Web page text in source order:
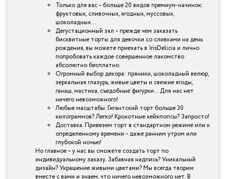
Только для вас – больше 20 видов премиум-начинок:
фруктовых, сливочных, ягодных, муссовых,
шоколадных…
Дегустационный зал – прежде чем заказать
бисквитные торты для девочки со сливками на день
рождения, вы можете приехать в IrisDelicia и лично
попробовать каждое совершенное лакомство
абсолютно бесплатно.
Огромный выбор декора: пряники, шоколадный велюр,
зеркальная глазурь, живые цветы и свежие ягоды,
ганаш, мастика, съедобные фигурки… Для нас нет
ничего невозможного!
Любые масштабы. Гигантский торт больше 30
килограммов? Легко! Крохотные кейкпопсы? Запросто!
Доставка. Привезем торт в стандартном режиме или к
определенному времени – даже ранним утром или
глубокой ночью!
Но главное – у нас вы сможете создать торт по
индивидуальному заказу. Забавная надпись? Уникальный
дизайн? Украшение живыми цветами? Мы всегда творим
вместе с вами и знаем, что ничего невозможного нет. В